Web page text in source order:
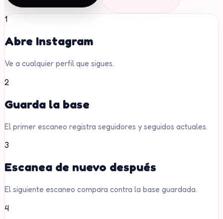
1
Abre Instagram
Ve a cualquier perfil que sigues.
2
Guarda la base
El primer escaneo registra seguidores y seguidos actuales.
3
Escanea de nuevo después
El siguiente escaneo compara contra la base guardada.
4